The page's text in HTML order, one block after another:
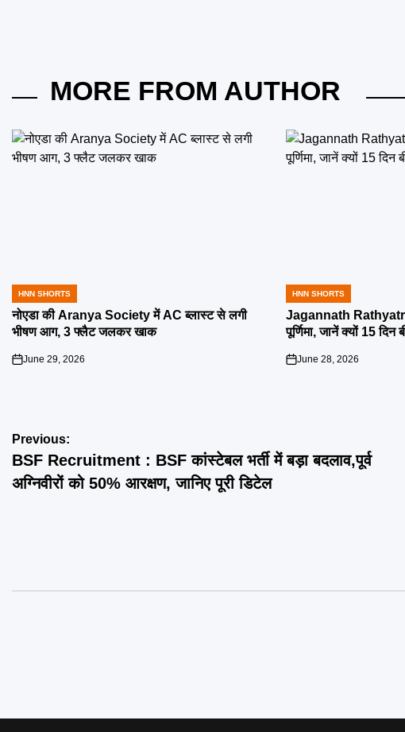
MORE FROM AUTHOR
POSTED
IN
HNN SHORTS
नोएडा की Aranya Society में AC ब्लास्ट से लगी
भीषण आग, 3 फ्लैट जलकर खाक
on
June 29, 2026
POSTED
IN
HNN SHORTS
Jagannath
पूर्णिमा, जानें क्यों 15 दिन
on
June 28, 2026
Post
navigation
Previous:
BSF Recruitment : BSF कांस्टेबल भर्ती में बड़ा बदलाव,पूर्व
अग्निवीरों को 50% आरक्षण, जानिए पूरी डिटेल